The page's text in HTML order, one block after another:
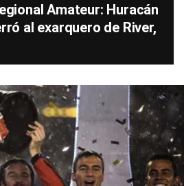
Amateur: Huracán
al exarquero de River,